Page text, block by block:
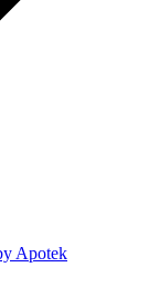
Apotek